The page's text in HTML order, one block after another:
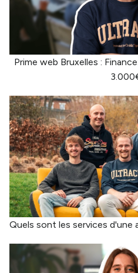
Prime web Bruxelles :
Quels sont les services d'une